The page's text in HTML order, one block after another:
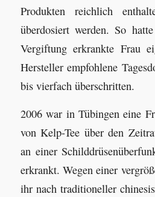
Produkten reichlich
überdosiert werden. So
Vergiftung erkrankte Frau
Hersteller empfohlene
bis vierfach überschritten.
2006 war in Tübingen eine
von Kelp-Tee über den
an einer
erkrankt. Wegen einer
ihr nach traditioneller